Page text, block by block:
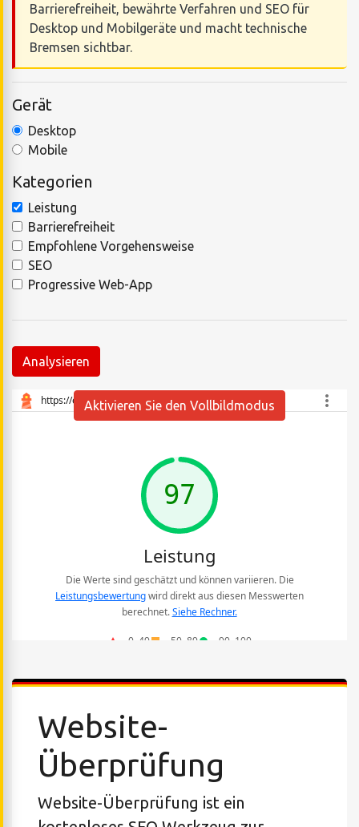
Barrierefreiheit, bewährte Verfahren und SEO für
Desktop und Mobilgeräte und macht technische
Bremsen sichtbar.
Gerät
Desktop
Mobile
Kategorien
Leistung
Barrierefreiheit
Empfohlene Vorgehensweise
SEO
Progressive Web-App
Analysieren
Aktivieren Sie den Vollbildmodus
Website-
Überprüfung
Website-Überprüfung ist ein